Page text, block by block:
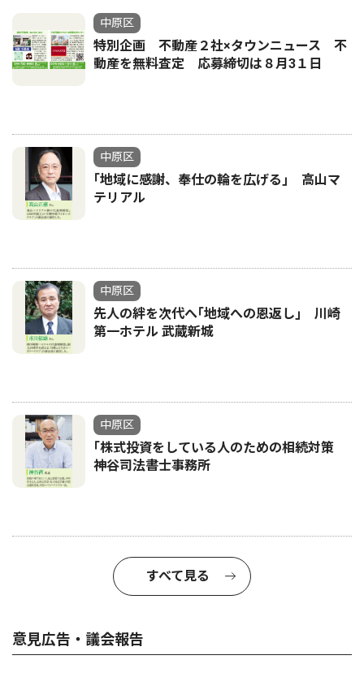
中原区
特別企画 不動産２社×タウンニュース 不
動産を無料査定 応募締切は８月3１日
中原区
｢地域に感謝、奉仕の輪を広げる｣ 高山マ
テリアル
中原区
先人の絆を次代へ｢地域への恩返し｣ 川崎
第一ホテル 武蔵新城
中原区
｢株式投資をしている人のための相続対策
神谷司法書士事務所
すべて見る
意見広告・議会報告